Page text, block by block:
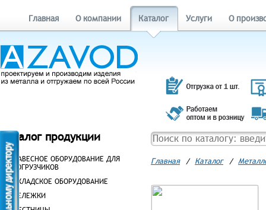
Главная О компании Каталог Услуги О
Каталог продукции
НАВЕСНОЕ ОБОРУДОВАНИЕ ДЛЯ
ПОГРУЗЧИКОВ
СКЛАДСКОЕ ОБОРУДОВАНИЕ
ТЕЛЕЖКИ
Главная / Каталог /